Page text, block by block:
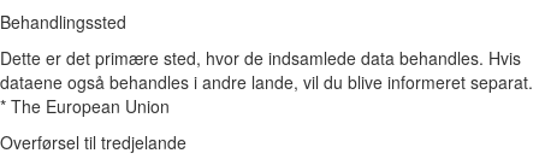
Behandlingssted
Dette er det primære sted, hvor de indsamlede data behandles. Hvis
dataene også behandles i andre lande, vil du blive informeret separat.
* The European Union
Overførsel til tredjelande